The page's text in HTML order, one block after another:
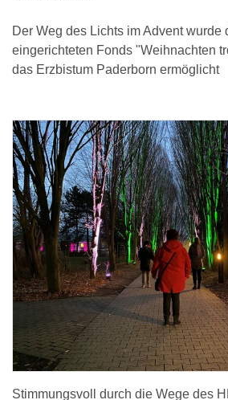
Der Weg des Lichts im Advent wurde
eingerichteten Fonds "Weihnachten
das Erzbistum Paderborn ermöglicht
Stimmungsvoll durch die Wege des